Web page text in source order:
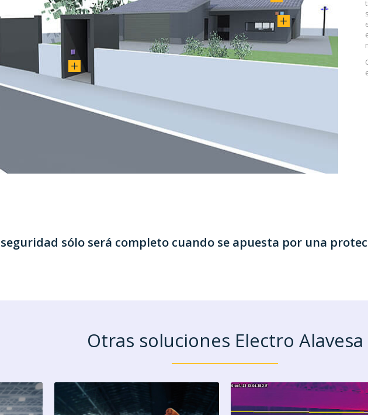
sólo será completo cuando se apuesta por una
Otras soluciones Electro Alavesa